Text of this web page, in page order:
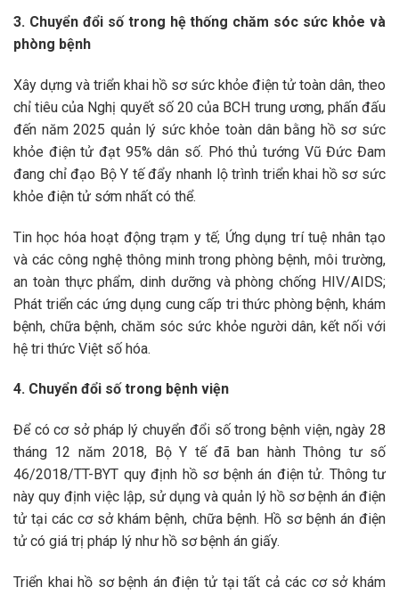
3. Chuyển đổi số trong hệ thống chăm sóc sức khỏe và
phòng bệnh
Xây dựng và triển khai hồ sơ sức khỏe điện tử toàn dân, theo
chỉ tiêu của Nghị quyết số 20 của BCH trung ương, phấn đấu
đến năm 2025 quản lý sức khỏe toàn dân bằng hồ sơ sức
khỏe điện tử đạt 95% dân số. Phó thủ tướng Vũ Đức Đam
đang chỉ đạo Bộ Y tế đẩy nhanh lộ trình triển khai hồ sơ sức
khỏe điện tử sớm nhất có thể.
Tin học hóa hoạt động trạm y tế; Ứng dụng trí tuệ nhân tạo
và các công nghệ thông minh trong phòng bệnh, môi trường,
an toàn thực phẩm, dinh dưỡng và phòng chống HIV/AIDS;
Phát triển các ứng dụng cung cấp tri thức phòng bệnh, khám
bệnh, chữa bệnh, chăm sóc sức khỏe người dân, kết nối với
hệ tri thức Việt số hóa.
4. Chuyển đổi số trong bệnh viện
Để có cơ sở pháp lý chuyển đổi số trong bệnh viện, ngày 28
tháng 12 năm 2018, Bộ Y tế đã ban hành Thông tư số
46/2018/TT-BYT quy định hồ sơ bệnh án điện tử. Thông tư
này quy định việc lập, sử dụng và quản lý hồ sơ bệnh án điện
tử tại các cơ sở khám bệnh, chữa bệnh. Hồ sơ bệnh án điện
tử có giá trị pháp lý như hồ sơ bệnh án giấy.
Triển khai hồ sơ bệnh án điện tử tại tất cả các cơ sở khám